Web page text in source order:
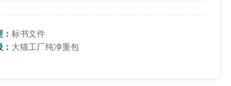
：标书文件
大猫工厂纯净重包